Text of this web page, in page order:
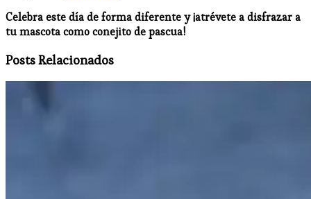
Celebra este día de forma diferente y ¡atrévete a disfrazar a
tu mascota como conejito de pascua!
Posts Relacionados